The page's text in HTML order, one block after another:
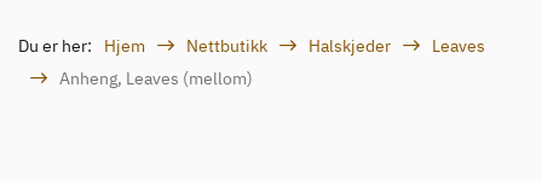
Du er her: Hjem Nettbutikk Halskjeder
Leaves
Anheng, Leaves (mellom)